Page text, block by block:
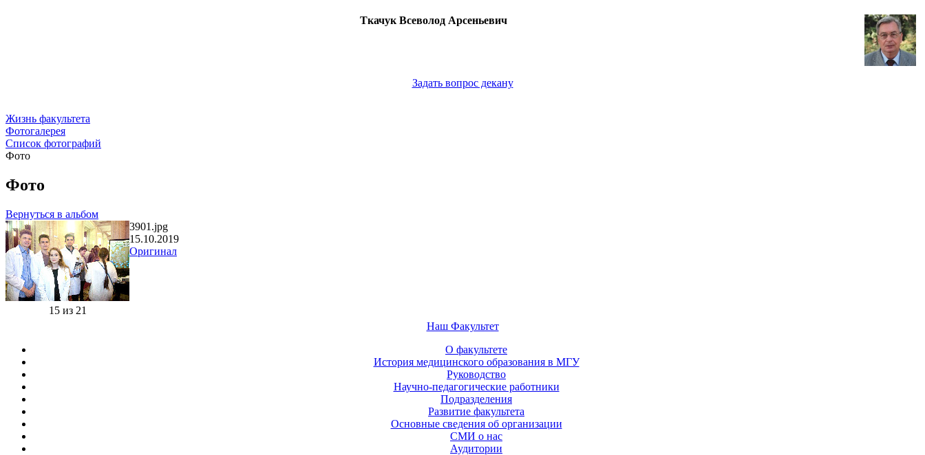
Ткачук Всеволод Арсеньевич
Задать вопрос декану
Жизнь факультета
Фотогалерея
Список фотографий
Фото
Фото
Вернуться в альбом
15 из 21
3901.jpg
15.10.2019
Оригинал
Наш Факультет
О факультете
История медицинского образования в МГУ
Руководство
Научно-педагогические работники
Подразделения
Развитие факультета
Основные сведения об организации
СМИ о нас
Аудитории